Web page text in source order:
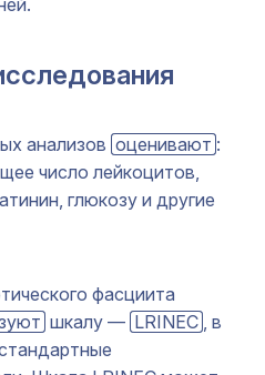
анализов оценивают :
число лейкоцитов,
глюкозу и другие
фасциита
шкалу — LRINEC
, в